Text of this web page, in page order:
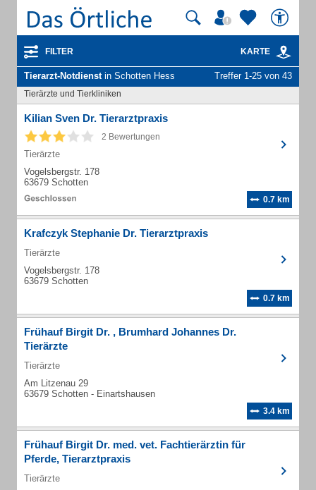
FILTER KARTE
Tierarzt-Notdienstin Schotten Hess Treffer 1-25 von 43
Tierärzte und Tierkliniken
Kilian Sven Dr. Tierarztpraxis
2 Bewertungen
Tierärzte
Vogelsbergstr. 178
63679 Schotten
0.7 km
Krafczyk Stephanie Dr. Tierarztpraxis
Tierärzte
Vogelsbergstr. 178
63679 Schotten
0.7 km
Frühauf Birgit Dr. , Brumhard Johannes Dr.
Tierärzte
Tierärzte
Am Litzenau 29
63679 Schotten - Einartshausen
3.4 km
Frühauf Birgit Dr. med. vet. Fachtierärztin für
Pferde, Tierarztpraxis
Tierärzte